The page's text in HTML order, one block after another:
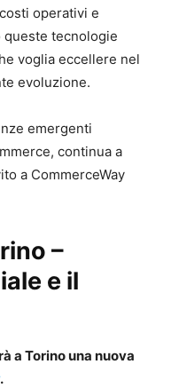
operativi e
queste tecnologie
voglia eccellere nel
evoluzione.
emergenti
continua a
a CommerceWay
–
e il
a Torino una nuova
.